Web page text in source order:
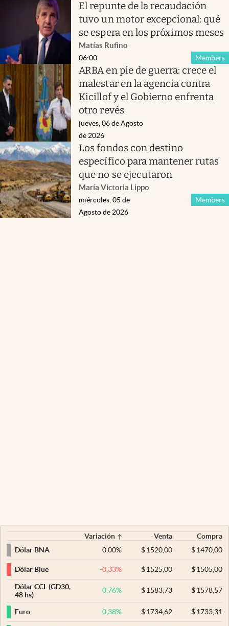
El repunte de la recaudación
tuvo un motor excepcional: qué
se espera en los próximos meses
Matías Rufino
Members
06:00
ARBA en pie de guerra: crece el
malestar en la agencia contra
Kicillof y el Gobierno enfrenta
otro revés
jueves, 06 de Agosto
de 2026
Los fondos con destino
específico para mantener rutas
que no se ejecutaron
María Victoria Lippo
Members
miércoles, 05 de
Agosto de 2026
Variación Venta
Compra
Dólar BNA
0,00% $ 1520,00 $1470,00
Dólar Blue -0,33% $ 1525,00 $1505,00
Dólar CCL (GD30,
48 hs)
0,76% $ 1583,73 $1578,57
Euro 0,38% $ 1734,62 $1733,31